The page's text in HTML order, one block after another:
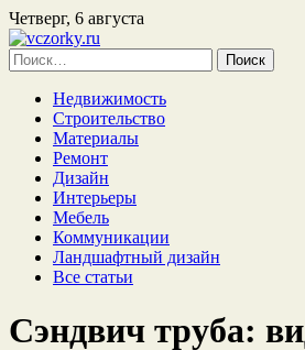
Четверг, 6 августа
Найти:
Недвижимость
Строительство
Материалы
Ремонт
Дизайн
Интерьеры
Мебель
Коммуникации
Ландшафтный дизайн
Все статьи
Сэндвич труба: